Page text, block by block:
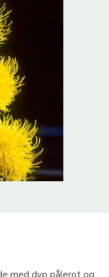
med dyp pålerot og